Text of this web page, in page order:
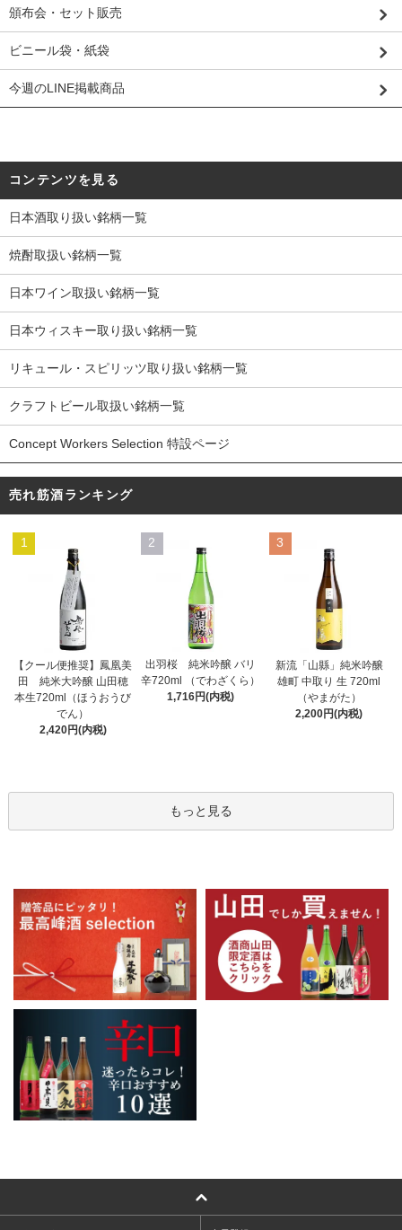
頒布会・セット販売
ビニール袋・紙袋
今週のLINE掲載商品
コンテンツを見る
日本酒取り扱い銘柄一覧
焼酎取扱い銘柄一覧
日本ワイン取扱い銘柄一覧
日本ウィスキー取り扱い銘柄一覧
リキュール・スピリッツ取り扱い銘柄一覧
クラフトビール取扱い銘柄一覧
Concept Workers Selection 特設ページ
売れ筋酒ランキング
1
【クール便推奨】鳳凰美
田 純米大吟醸 山田穂
本生720ml（ほうおうび
でん）
2,420円(内税)
2
出羽桜 純米吟醸 バリ
辛720ml （でわざくら）
1,716円(内税)
3
新流「山縣」純米吟醸
雄町 中取り 生 720ml
（やまがた）
2,200円(内税)
もっと見る